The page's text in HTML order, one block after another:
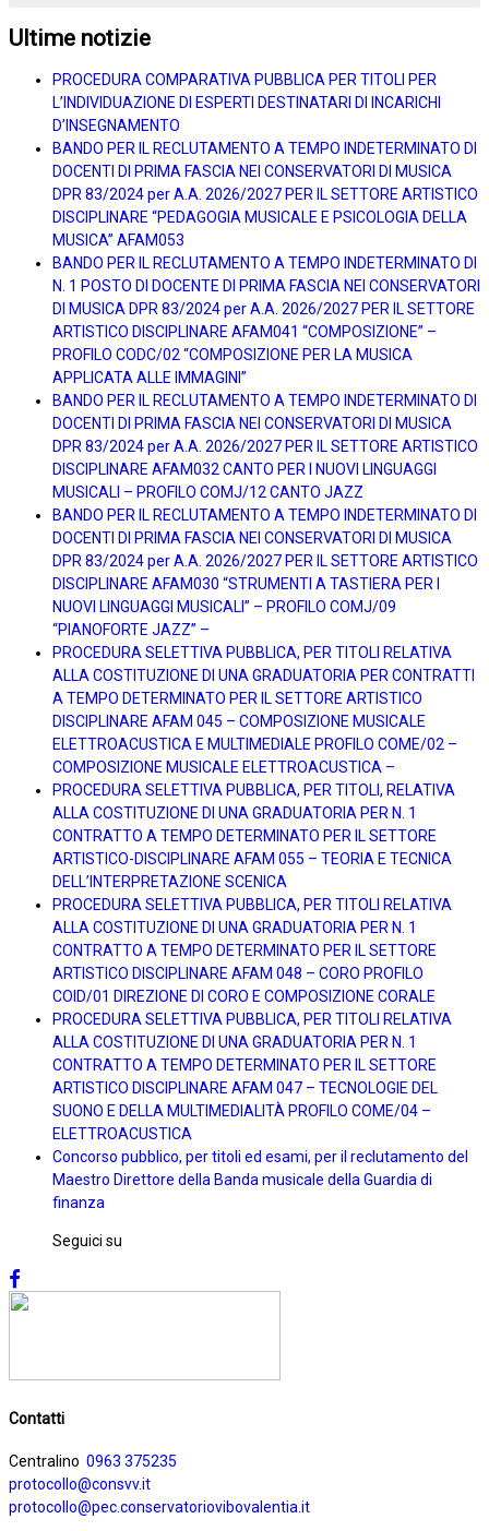
Ultime notizie
PROCEDURA COMPARATIVA PUBBLICA PER TITOLI PER
L’INDIVIDUAZIONE DI ESPERTI DESTINATARI DI INCARICHI
D’INSEGNAMENTO
BANDO PER IL RECLUTAMENTO A TEMPO INDETERMINATO DI
DOCENTI DI PRIMA FASCIA NEI CONSERVATORI DI MUSICA
DPR 83/2024 per A.A. 2026/2027 PER IL SETTORE ARTISTICO
DISCIPLINARE “PEDAGOGIA MUSICALE E PSICOLOGIA DELLA
MUSICA” AFAM053
BANDO PER IL RECLUTAMENTO A TEMPO INDETERMINATO DI
N. 1 POSTO DI DOCENTE DI PRIMA FASCIA NEI CONSERVATORI
DI MUSICA DPR 83/2024 per A.A. 2026/2027 PER IL SETTORE
ARTISTICO DISCIPLINARE AFAM041 “COMPOSIZIONE” –
PROFILO CODC/02 “COMPOSIZIONE PER LA MUSICA
APPLICATA ALLE IMMAGINI”
BANDO PER IL RECLUTAMENTO A TEMPO INDETERMINATO DI
DOCENTI DI PRIMA FASCIA NEI CONSERVATORI DI MUSICA
DPR 83/2024 per A.A. 2026/2027 PER IL SETTORE ARTISTICO
DISCIPLINARE AFAM032 CANTO PER I NUOVI LINGUAGGI
MUSICALI – PROFILO COMJ/12 CANTO JAZZ
BANDO PER IL RECLUTAMENTO A TEMPO INDETERMINATO DI
DOCENTI DI PRIMA FASCIA NEI CONSERVATORI DI MUSICA
DPR 83/2024 per A.A. 2026/2027 PER IL SETTORE ARTISTICO
DISCIPLINARE AFAM030 “STRUMENTI A TASTIERA PER I
NUOVI LINGUAGGI MUSICALI” – PROFILO COMJ/09
“PIANOFORTE JAZZ” –
PROCEDURA SELETTIVA PUBBLICA, PER TITOLI RELATIVA
ALLA COSTITUZIONE DI UNA GRADUATORIA PER CONTRATTI
A TEMPO DETERMINATO PER IL SETTORE ARTISTICO
DISCIPLINARE AFAM 045 – COMPOSIZIONE MUSICALE
ELETTROACUSTICA E MULTIMEDIALE PROFILO COME/02 –
COMPOSIZIONE MUSICALE ELETTROACUSTICA –
PROCEDURA SELETTIVA PUBBLICA, PER TITOLI, RELATIVA
ALLA COSTITUZIONE DI UNA GRADUATORIA PER N. 1
CONTRATTO A TEMPO DETERMINATO PER IL SETTORE
ARTISTICO-DISCIPLINARE AFAM 055 – TEORIA E TECNICA
DELL’INTERPRETAZIONE SCENICA
PROCEDURA SELETTIVA PUBBLICA, PER TITOLI RELATIVA
ALLA COSTITUZIONE DI UNA GRADUATORIA PER N. 1
CONTRATTO A TEMPO DETERMINATO PER IL SETTORE
ARTISTICO DISCIPLINARE AFAM 048 – CORO PROFILO
COID/01 DIREZIONE DI CORO E COMPOSIZIONE CORALE
PROCEDURA SELETTIVA PUBBLICA, PER TITOLI RELATIVA
ALLA COSTITUZIONE DI UNA GRADUATORIA PER N. 1
CONTRATTO A TEMPO DETERMINATO PER IL SETTORE
ARTISTICO DISCIPLINARE AFAM 047 – TECNOLOGIE DEL
SUONO E DELLA MULTIMEDIALITÀ PROFILO COME/04 –
ELETTROACUSTICA
Concorso pubblico, per titoli ed esami, per il reclutamento del
Maestro Direttore della Banda musicale della Guardia di
finanza
Seguici su
Contatti
Centralino 0963 375235
protocollo@consvv.it
protocollo@pec.conservatoriovibovalentia.it